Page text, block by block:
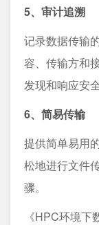
5、审计追溯
记录数据传输
容、传输方和
发现和响应安
6、简易传输
提供简单易用
松地进行文件
骤。
《HPC环境